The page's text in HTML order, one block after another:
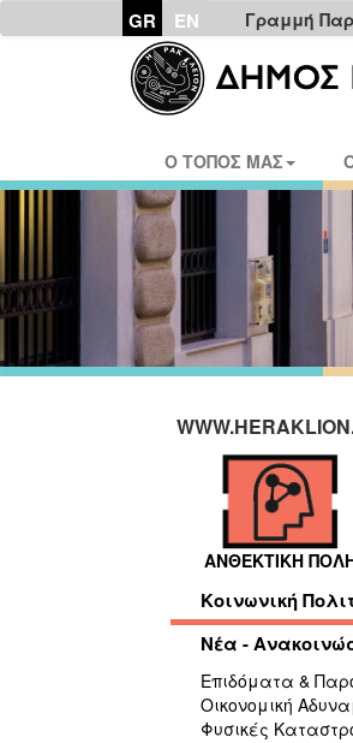
GR EN Γραμμή
Ο ΤΟΠΟΣ ΜΑΣ
ΑΝΘΕΚΤΙΚΗ
Κοινωνική
Νέα -
Επιδόματα &
Οικονομική
Φυσικές